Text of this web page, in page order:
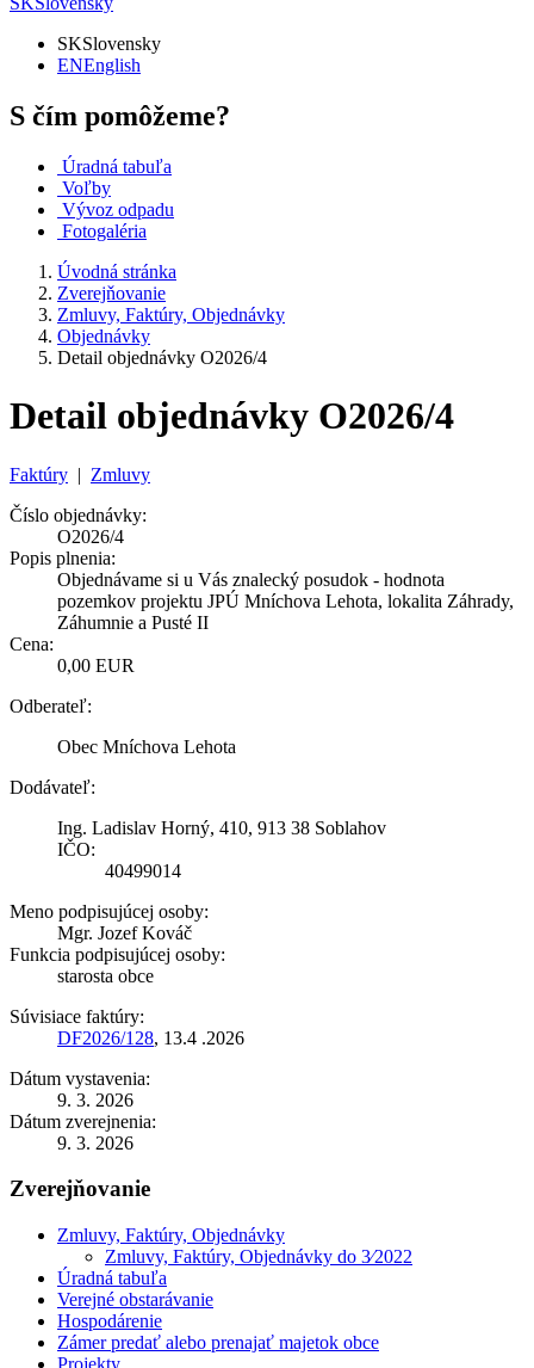
SKSlovensky
ENEnglish
S čím pomôžeme?
Úradná tabuľa
Voľby
Vývoz odpadu
Fotogaléria
Úvodná stránka
Zverejňovanie
Zmluvy, Faktúry, Objednávky
Objednávky
Detail objednávky O2026/4
Detail objednávky O2026/4
Faktúry | Zmluvy
Číslo objednávky:
O2026/4
Popis plnenia:
Objednávame si u Vás znalecký posudok - hodnota
pozemkov projektu JPÚ Mníchova Lehota, lokalita Záhrady,
Záhumnie a Pusté II
Cena:
0,00 EUR
Odberateľ:
Obec Mníchova Lehota
Dodávateľ:
Ing. Ladislav Horný, 410, 913 38 Soblahov
IČO:
40499014
Meno podpisujúcej osoby:
Mgr. Jozef Kováč
Funkcia podpisujúcej osoby:
starosta obce
Súvisiace faktúry:
DF2026/128, 13.4 .2026
Dátum vystavenia:
9. 3. 2026
Dátum zverejnenia:
9. 3. 2026
Zverejňovanie
Zmluvy, Faktúry, Objednávky
Zmluvy, Faktúry, Objednávky do 3⁄2022
Úradná tabuľa
Verejné obstarávanie
Hospodárenie
Zámer predať alebo prenajať majetok obce